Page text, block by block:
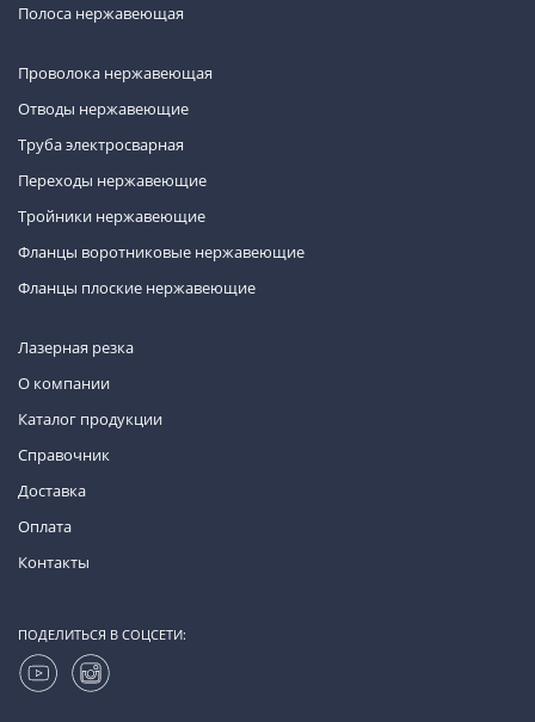
Полоса нержавеющая
Проволока нержавеющая
Отводы нержавеющие
Труба электросварная
Переходы нержавеющие
Тройники нержавеющие
Фланцы воротниковые нержавеющие
Фланцы плоские нержавеющие
Лазерная резка
О компании
Каталог продукции
Справочник
Доставка
Оплата
Контакты
ПОДЕЛИТЬСЯ В СОЦСЕТИ: